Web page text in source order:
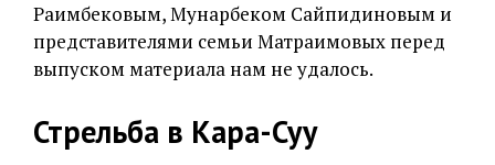
Раимбековым, Мунарбеком Сайпидиновым и
представителями семьи Матраимовых перед
выпуском материала нам не удалось.
Стрельба в Кара-Суу